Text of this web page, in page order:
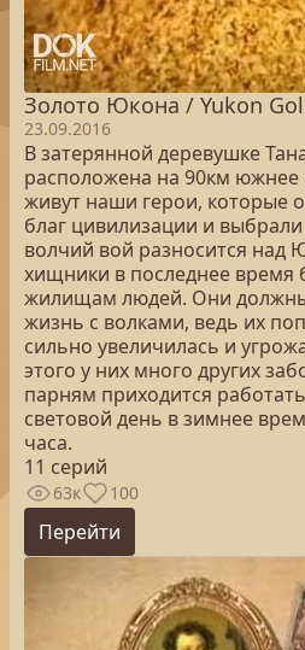
Золото Юкона / Yukon
23.09.2016
В затерянной деревушке
расположена на 90км южнее
живут наши герои, которые
благ цивилизации и
волчий вой разносится над
хищники в последнее время
жилищам людей. Они
жизнь с волками, ведь их
сильно увеличилась и
этого у них много других
парням приходится
световой день в зимнее
часа.
11 серий
63к 100
Перейти